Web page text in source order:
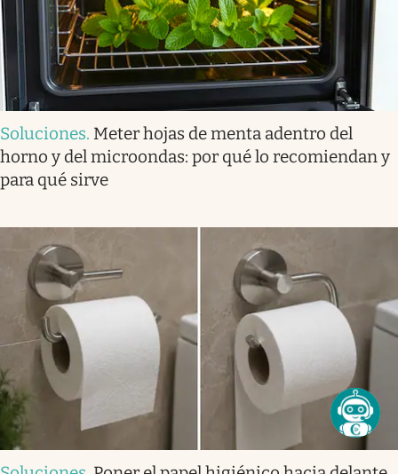
Soluciones. Meter hojas de menta adentro del
horno y del microondas: por qué lo recomiendan y
para qué sirve